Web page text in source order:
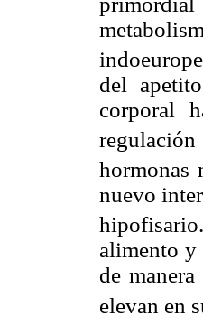
del
corporal
regulación
hormonas
nuevo
hipofisario.
alimento y
de
elevan en